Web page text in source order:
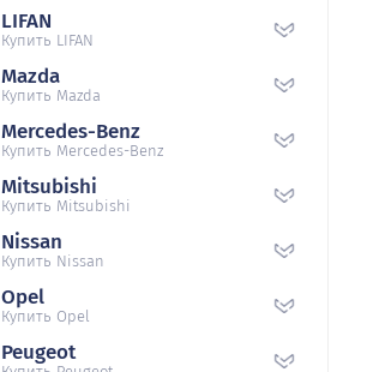
LIFAN
Купить LIFAN
Mazda
Купить Mazda
Mercedes-Benz
Купить Mercedes-Benz
Mitsubishi
Купить Mitsubishi
Nissan
Купить Nissan
Opel
Купить Opel
Peugeot